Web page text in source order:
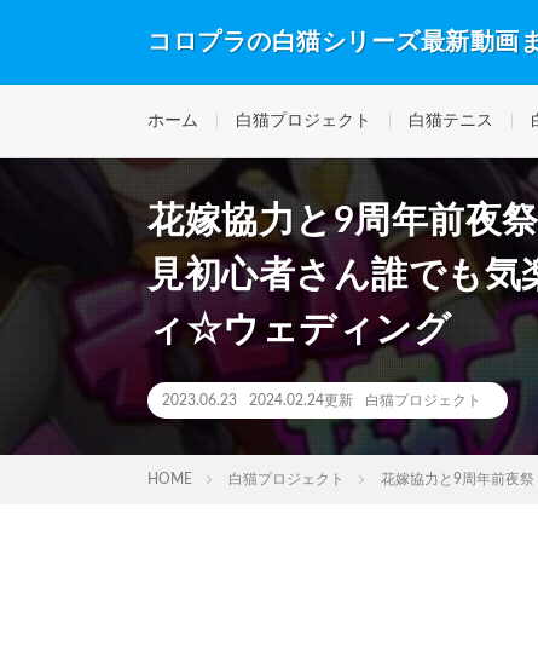
コロプラの白猫シリーズ最新動画
ホーム 白猫プロジェクト 白猫テニス
花嫁協力と9周年前夜
見初心者さん誰でも気
ィ☆ウェディング
2023.06.23 2024.02.24更新 白猫プロジェクト
HOME 白猫プロジェクト 花嫁協力と9周年前夜